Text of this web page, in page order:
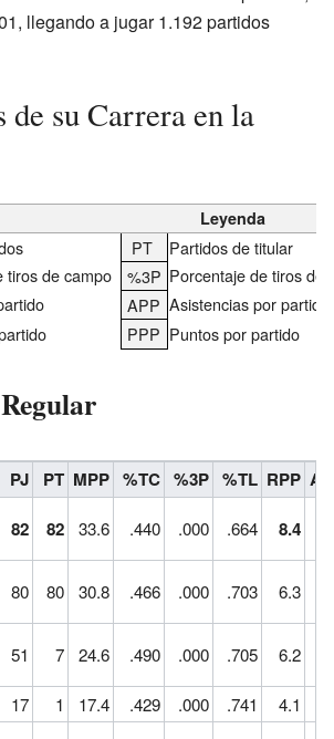
llegando a jugar 1.192 partidos
de su Carrera en la
Leyenda
PT
Partidos de titular
tiros de campo %3P Porcentaje de tiros de
APP Asistencias por partido
PPP Puntos por partido
PJ PT MPP %TC %3P %TL RPP
82 82 33.6 .440 .000 .664 8.4
80 80 30.8 .466 .000 .703 6.3
51 7 24.6 .490 .000 .705 6.2
17 1 17.4 .429 .000 .741 4.1